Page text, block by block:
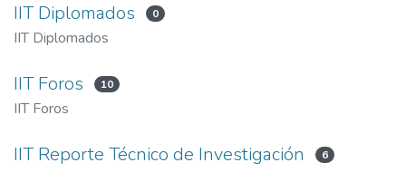
IIT Diplomados 0
IIT Diplomados
IIT Foros 10
IIT Foros
IIT Reporte Técnico de Investigación 6